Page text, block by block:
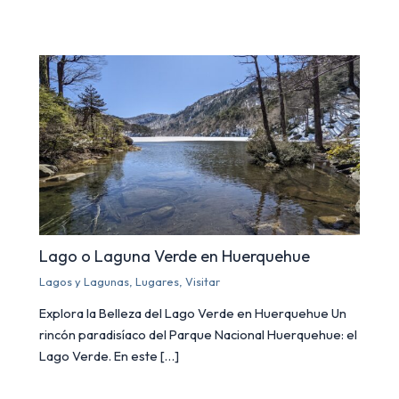
Lago o Laguna Verde en Huerquehue
Lagos y Lagunas ,Lugares ,Visitar
Explora la Belleza del Lago Verde en Huerquehue Un
rincón paradisíaco del Parque Nacional Huerquehue: el
Lago Verde. En este […]